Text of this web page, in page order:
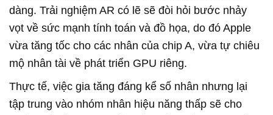
dàng. Trải nghiệm AR có lẽ sẽ đòi hỏi bước nhảy
vọt về sức mạnh tính toán và đồ họa, do đó Apple
vừa tăng tốc cho các nhân của chip A, vừa tự chiêu
mộ nhân tài về phát triển GPU riêng.
Thực tế, việc gia tăng đáng kể số nhân nhưng lại
tập trung vào nhóm nhân hiệu năng thấp sẽ cho